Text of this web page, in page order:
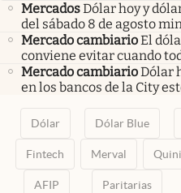
MercadosDólar hoy y
del sábado 8 de agosto
Mercado cambiarioEl
conviene evitar cuando
Mercado cambiarioDólar
en los bancos de la City
Dólar Dólar Blue
Fintech Merval
AFIP Paritarias